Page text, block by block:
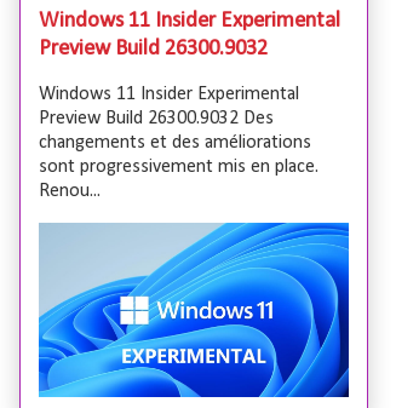
Windows 11 Insider Experimental
Preview Build 26300.9032
Windows 11 Insider Experimental
Preview Build 26300.9032 Des
changements et des améliorations
sont progressivement mis en place.
Renou...